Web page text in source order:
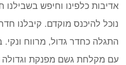
אדיבות כלפינו וחיפש
נוכל להיכנס מוקדם. קיבלנו
התגלה כחדר גדול, מרווח
עם מקלחת גשם מפנקת וגדולה